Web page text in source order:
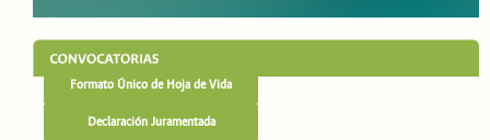
Formato Único de Hoja de Vida
Declaración Juramentada